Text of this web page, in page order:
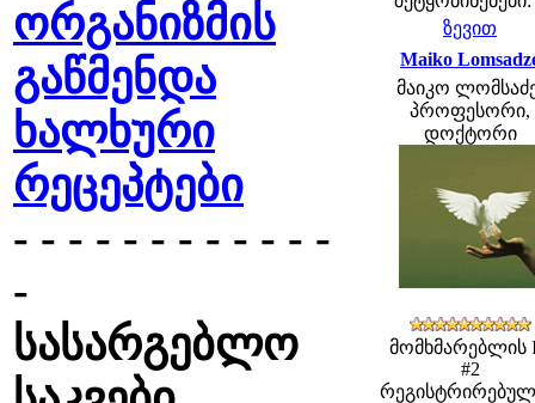
ორგანიზმის
გაწმენდა
ხალხური
რეცეპტები
- - - - - - - - - - - -
-
სასარგებლო
ზევით
Maiko
მაიკო
პროფესორი,
დოქტორი
მომხმარებლის
#2